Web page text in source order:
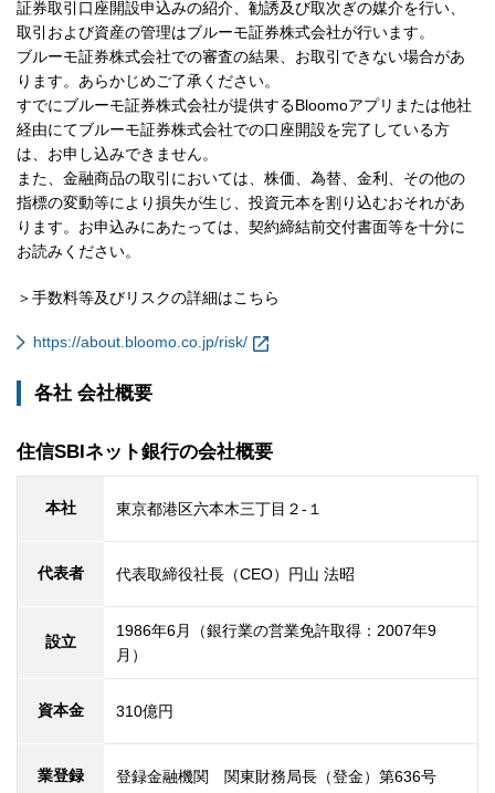
証券取引口座開設申込みの紹介、勧誘及び取次ぎの媒介を行い、
取引および資産の管理はブルーモ証券株式会社が行います。
ブルーモ証券株式会社での審査の結果、お取引できない場合があ
ります。あらかじめご了承ください。
すでにブルーモ証券株式会社が提供するBloomoアプリまたは他社
経由にてブルーモ証券株式会社での口座開設を完了している方
は、お申し込みできません。
また、金融商品の取引においては、株価、為替、金利、その他の
指標の変動等により損失が生じ、投資元本を割り込むおそれがあ
ります。お申込みにあたっては、契約締結前交付書面等を十分に
お読みください。
＞手数料等及びリスクの詳細はこちら
https://about.bloomo.co.jp/risk/
各社 会社概要
住信SBIネット銀行の会社概要
本社 東京都港区六本木三丁目２-１
代表者 代表取締役社長（CEO）円山 法昭
設立
1986年6月（銀行業の営業免許取得：2007年9
月）
資本金 310億円
業登録 登録金融機関 関東財務局長（登金）第636号